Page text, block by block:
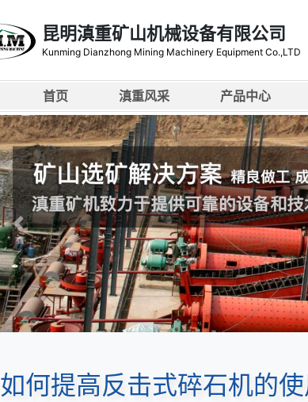
昆明滇重矿山机械设备有限公司
Kunming Dianzhong Mining Machinery Equipment Co.,LTD
首页 滇重风采 产品中心
上一张
如何提高反击式碎石机的